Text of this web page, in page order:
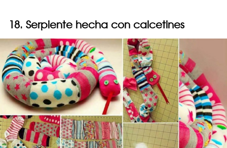
18. Serpiente hecha con calcetines